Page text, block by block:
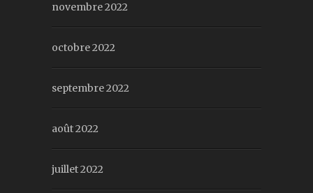
novembre 2022
octobre 2022
septembre 2022
août 2022
juillet 2022